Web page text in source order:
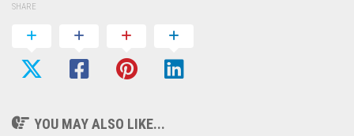
SHARE
YOU MAY ALSO LIKE...